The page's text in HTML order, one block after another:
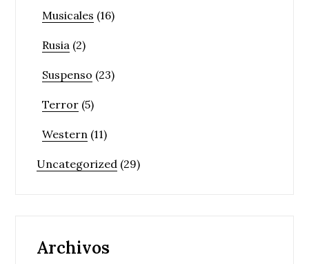
Musicales (16)
Rusia (2)
Suspenso (23)
Terror (5)
Western (11)
Uncategorized (29)
Archivos